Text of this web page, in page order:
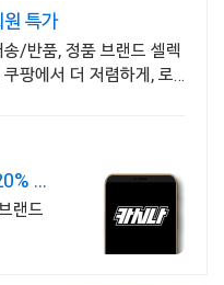
특가
/반품, 정품 브랜드 셀렉
팡에서 더 저렴하게, 로
할
랜드